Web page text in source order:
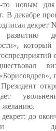
то новым
В декабре
декрет
который
желанию.
декрет: до